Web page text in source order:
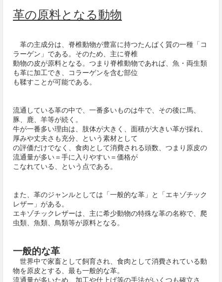
革の原料となる動物
革の主成分は、脊椎動物が豊富に持つたんぱく質の一種「コ
ラーゲン」である。そのため、主に脊椎
動物の皮が原料となる。つまり脊椎動物であれば、魚・両生類
も革に加工でき、コラーゲンを含む部位
も鞣すことが可能である。
流通している革の中で、一番多いものは牛で、その後に馬、
豚、鹿、羊等が続く。
牛が一番多い理由は、肢体が大きく、面積が大きい革が採れ、
厚みや丈夫さも充分、という素材として
の評価だけでなく、食肉として消費される頭数、つまり原皮の
流通量が多い＝手に入りやすい＝価格が
こなれている、という点である。
また、革のジャンルとしては「一般的な革」と「エキゾチック
レザー」がある。
エキゾチックレザーは、主に希少動物の特殊な革の名称で、爬
虫類、魚類、鳥類等が原料となる。
一般的な革
世界中で家畜として飼育され、食肉として消費されている動
物を原皮とする、最も一般的な革。
流通量が多いため、加工や仕上げ等の手法がいくつも確立さ